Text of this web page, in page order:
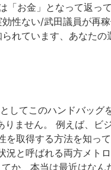
「お金」となって返っ
性ない/武田議員が再
れています、あなたの
してこのハンドバッグ
ません。 例えば、ビ
を取得する方法を知っ
況と呼ばれる両方メト
か、本当は最近はなん